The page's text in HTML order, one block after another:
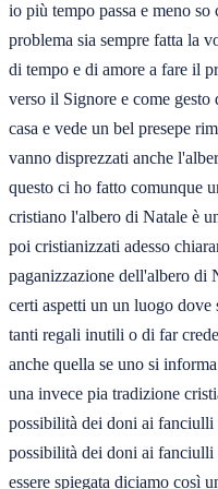
io più tempo passa e meno
problema sia sempre fatta la
di tempo e di amore a fare il
verso il Signore e come
casa e vede un bel presepe
vanno disprezzati anche
questo ci ho fatto comunque
cristiano l'albero di Natale è
poi cristianizzati adesso
paganizzazione dell'albero di
certi aspetti un un luogo
tanti regali inutili o di far
anche quella se uno si
una invece pia tradizione
possibilità dei doni ai fanciulli
possibilità dei doni ai fanciulli
essere spiegata diciamo così